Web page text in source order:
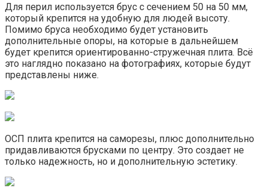
Для перил используется брус с сечением 50 на 50 мм,
который крепится на удобную для людей высоту.
Помимо бруса необходимо будет установить
дополнительные опоры, на которые в дальнейшем
будет крепится ориентированно-стружечная плита. Всё
это наглядно показано на фотографиях, которые будут
представлены ниже.
ОСП плита крепится на саморезы, плюс дополнительно
придавливаются брусками по центру. Это создает не
только надежность, но и дополнительную эстетику.